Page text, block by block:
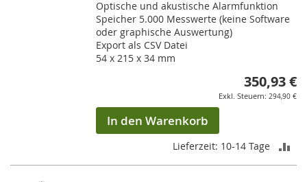
Optische und akustische Alarmfunktion
Speicher 5.000 Messwerte (keine Software
oder graphische Auswertung)
Export als CSV Datei
54 x 215 x 34 mm
350,93 €
294,90 €
In den Warenkorb
Lieferzeit: 10-14 Tage